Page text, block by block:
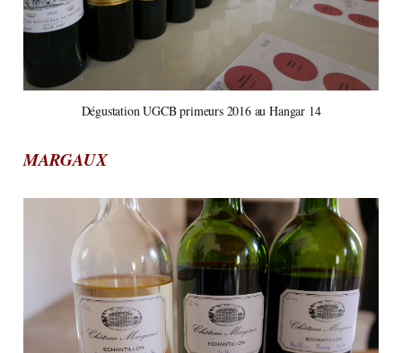
Dégustation UGCB primeurs 2016 au Hangar 14
MARGAUX